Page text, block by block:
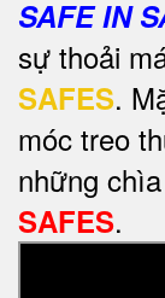
SAFE IN
sự thoải
SAFES.
móc treo
những
SAFES.